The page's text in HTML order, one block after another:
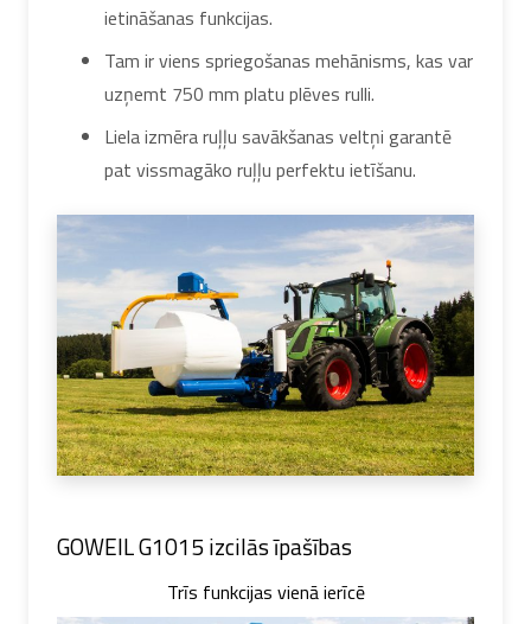
ietināšanas funkcijas.
Tam ir viens spriegošanas mehānisms, kas var
uzņemt 750 mm platu plēves rulli.
Liela izmēra ruļļu savākšanas veltņi garantē
pat vissmagāko ruļļu perfektu ietīšanu.
GOWEIL G1015 izcilās īpašības
Trīs funkcijas vienā ierīcē